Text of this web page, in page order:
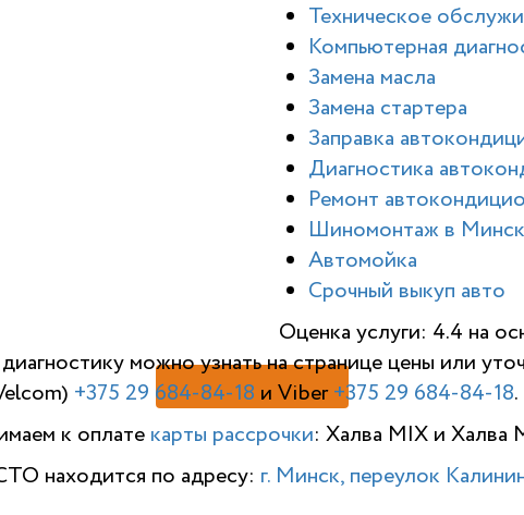
Техническое
Компьютерная
Замена масла
Замена стартера
Заправка
Диагностика
Ремонт
Шиномонтаж в
Автомойка
Срочный выкуп авто
можно узнать на странице цены или
+375 29 684-84-18 и Viber+375 29 684-84-18.
к оплате карты рассрочки: Халва MIX и Халва
находится по адресу: г. Минск, переулок
Оценка услуги: 4.4 на